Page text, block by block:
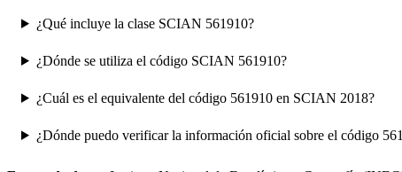
¿Qué incluye la clase SCIAN 561910?
¿Dónde se utiliza el código SCIAN 561910?
¿Cuál es el equivalente del código 561910 en SCIAN 2018?
¿Dónde puedo verificar la información oficial sobre el código